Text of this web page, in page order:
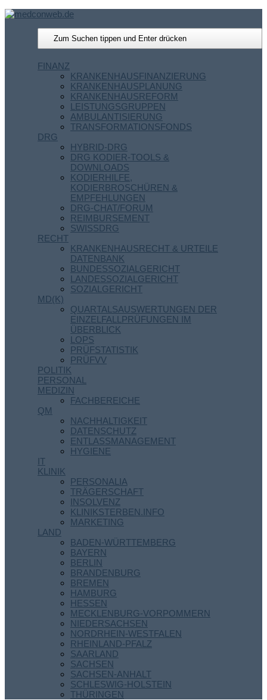
FINANZ
KRANKENHAUSFINANZIERUNG
KRANKENHAUSPLANUNG
KRANKENHAUSREFORM
LEISTUNGSGRUPPEN
AMBULANTISIERUNG
TRANSFORMATIONSFONDS
DRG
HYBRID-DRG
DRG KODIER-TOOLS &
DOWNLOADS
KODIERHILFE,
KODIERBROSCHÜREN &
EMPFEHLUNGEN
DRG-CHAT/FORUM
REIMBURSEMENT
SWISSDRG
RECHT
KRANKENHAUSRECHT & URTEILE
DATENBANK
BUNDESSOZIALGERICHT
LANDESSOZIALGERICHT
SOZIALGERICHT
MD(K)
QUARTALSAUSWERTUNGEN DER
EINZELFALLPRÜFUNGEN IM
ÜBERBLICK
LOPS
PRÜFSTATISTIK
PRÜFVV
POLITIK
PERSONAL
MEDIZIN
FACHBEREICHE
QM
NACHHALTIGKEIT
DATENSCHUTZ
ENTLASSMANAGEMENT
HYGIENE
IT
KLINIK
PERSONALIA
TRÄGERSCHAFT
INSOLVENZ
KLINIKSTERBEN.INFO
MARKETING
LAND
BADEN-WÜRTTEMBERG
BAYERN
BERLIN
BRANDENBURG
BREMEN
HAMBURG
HESSEN
MECKLENBURG-VORPOMMERN
NIEDERSACHSEN
NORDRHEIN-WESTFALEN
RHEINLAND-PFALZ
SAARLAND
SACHSEN
SACHSEN-ANHALT
SCHLESWIG-HOLSTEIN
THÜRINGEN